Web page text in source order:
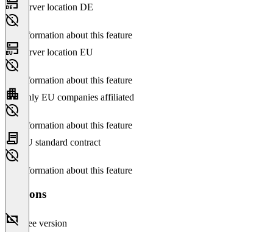
Server location DE
No information about this feature
Server location EU
No information about this feature
Only EU companies affiliated
No information about this feature
EU standard contract
No information about this feature
Versions
Free version